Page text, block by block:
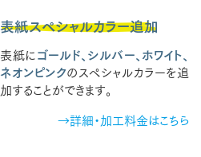
表紙スペシャルカラー追加
表紙に ゴールド、シルバー、ホワイト、
ネオンピンクのスペシャルカラーを追
加することができます。
→詳細・加工料金はこちら